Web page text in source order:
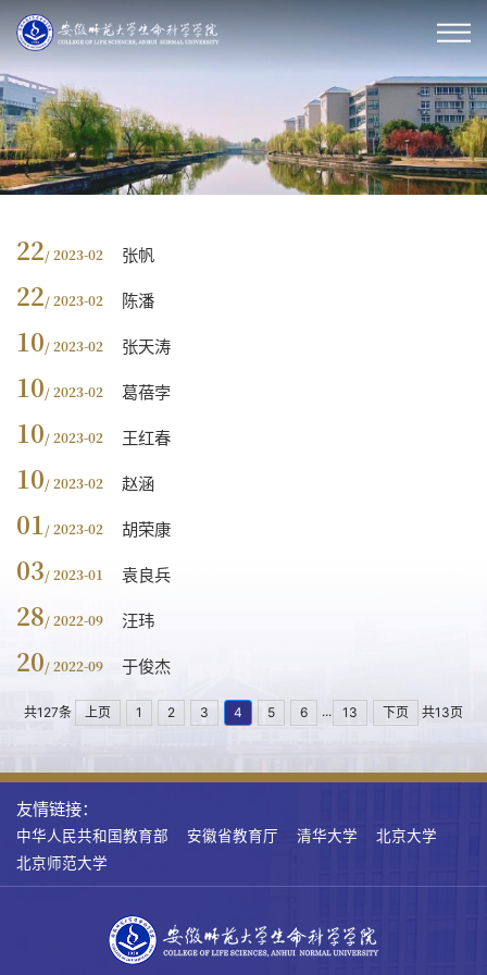
22/ 2023-02 张帆
22/ 2023-02 陈潘
10/ 2023-02 张天涛
10/ 2023-02 葛蓓孛
10/ 2023-02 王红春
10/ 2023-02 赵涵
01 / 2023-02 胡荣康
03/ 2023-01 袁良兵
28/ 2022-09 汪玮
20/ 2022-09 于俊杰
共127条 上页 1 2 3 4 5 6 ... 13 下页 共13页
友情链接：
中华人民共和国教育部 安徽省教育厅 清华大学
北京大学
北京师范大学